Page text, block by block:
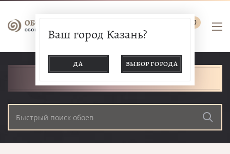
0
Ваш город Казань?
ДА ВЫБОР ГОРОДА